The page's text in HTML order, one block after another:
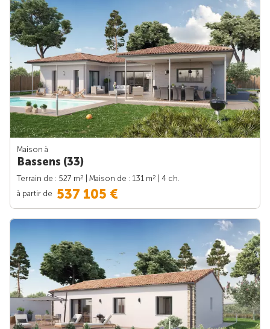
Maison à
Bassens (33)
Terrain de : 527 m2 | Maison de : 131 m2
| 4 ch.
à partir de 537 105 €